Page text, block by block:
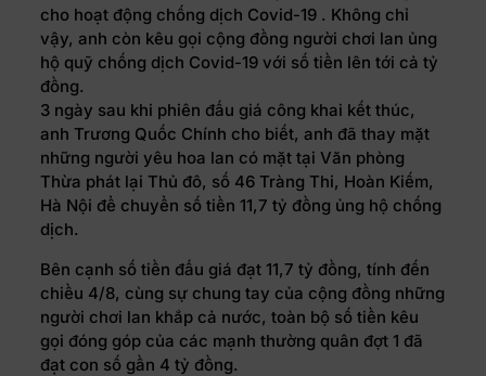
cho hoạt động chống dịch Covid-19 . Không chỉ
vậy, anh còn kêu gọi cộng đồng người chơi lan ủng
hộ quỹ chống dịch Covid-19 với số tiền lên tới cả tỷ
đồng.
3 ngày sau khi phiên đấu giá công khai kết thúc,
anh Trương Quốc Chính cho biết, anh đã thay mặt
những người yêu hoa lan có mặt tại Văn phòng
Thừa phát lại Thủ đô, số 46 Tràng Thi, Hoàn Kiếm,
Hà Nội để chuyển số tiền 11,7 tỷ đồng ủng hộ chống
dịch.
Bên cạnh số tiền đấu giá đạt 11,7 tỷ đồng, tính đến
chiều 4/8, cùng sự chung tay của cộng đồng những
người chơi lan khắp cả nước, toàn bộ số tiền kêu
gọi đóng góp của các mạnh thường quân đợt 1 đã
đạt con số gần 4 tỷ đồng.